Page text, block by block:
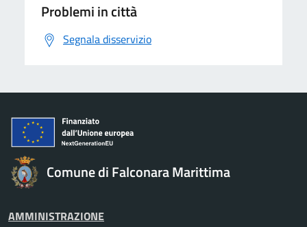
Problemi in città
Segnala disservizio
Comune di Falconara Marittima
AMMINISTRAZIONE